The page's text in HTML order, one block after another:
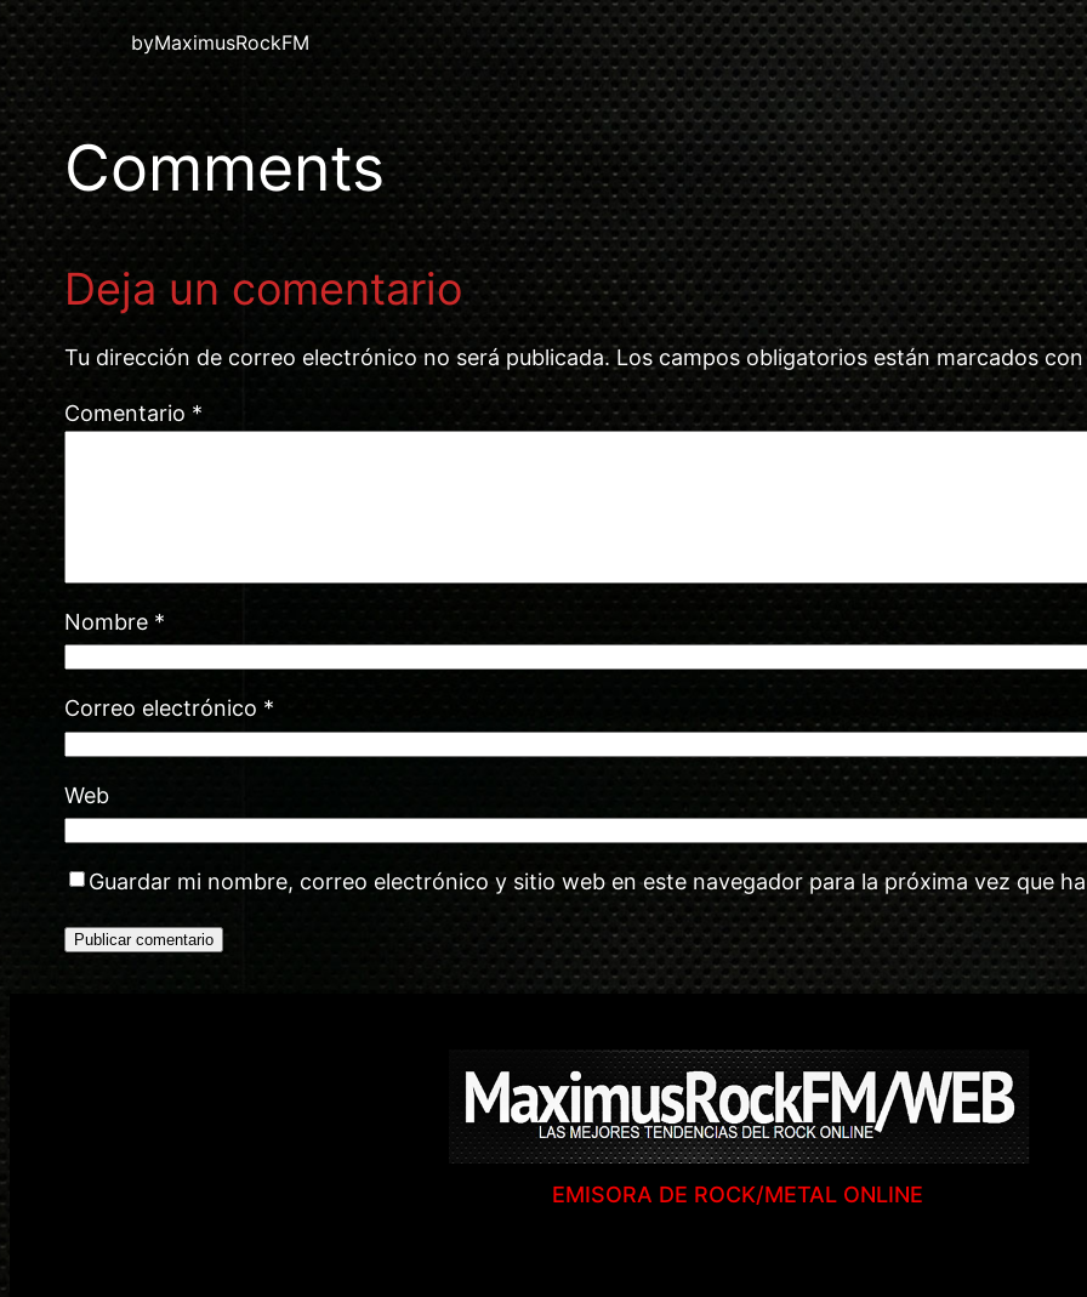
byMaximusRockFM
Comments
Deja un comentario
Tu dirección de correo electrónico no será publicada. Los campos obligatorios están marcados
Comentario *
Nombre *
Correo electrónico *
Web
Guardar mi nombre, correo electrónico y sitio web en este navegador para la próxima vez que
EMISORA DE ROCK/METAL ONLINE